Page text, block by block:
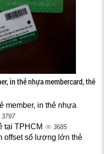
in thẻ nhựa membercard, thẻ
member, in thẻ nhựa
3797
tại TPHCM 3685
offset số lượng lớn thẻ